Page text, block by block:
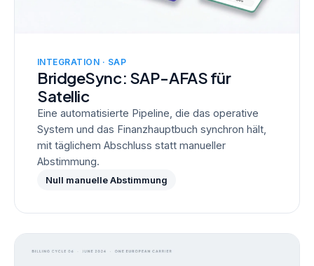
INTEGRATION · SAP
BridgeSync: SAP-AFAS für
Satellic
Eine automatisierte Pipeline, die das operative
System und das Finanzhauptbuch synchron hält,
mit täglichem Abschluss statt manueller
Abstimmung.
Null manuelle Abstimmung